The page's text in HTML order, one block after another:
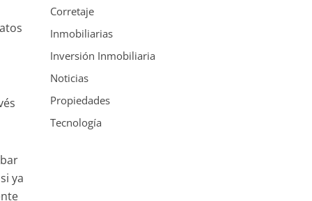
ya
Corretaje
Inmobiliarias
Inversión Inmobiliaria
Noticias
Propiedades
Tecnología